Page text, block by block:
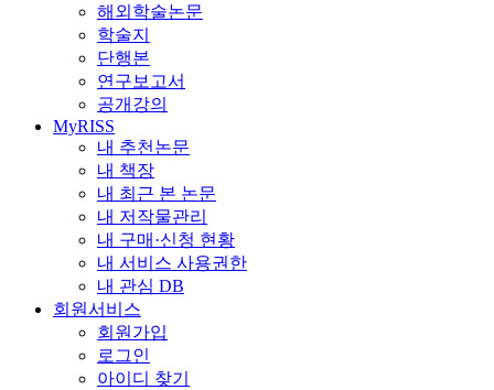
해외학술논문
학술지
단행본
연구보고서
공개강의
MyRISS
내 추천논문
내 책장
내 최근 본 논문
내 저작물관리
내 구매·신청 현황
내 서비스 사용권한
내 관심 DB
회원서비스
회원가입
로그인
아이디 찾기